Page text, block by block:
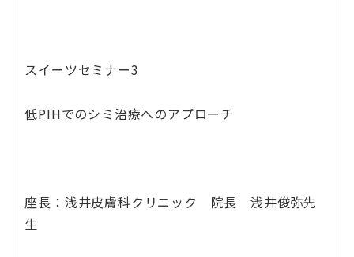
スイーツセミナー3
低PIHでのシミ治療へのアプローチ
座長：浅井皮膚科クリニック 院長 浅井俊弥先
生